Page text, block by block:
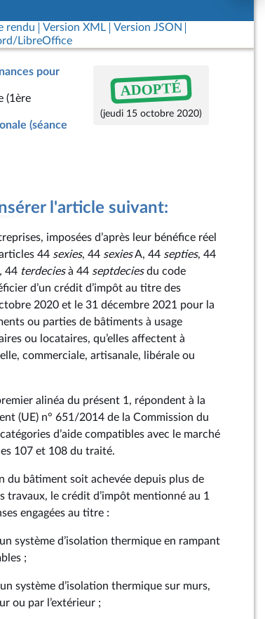
rendu Version XML
Version JSON
LibreOffice
pour
(1ère
(séance
ADOPTÉ
(jeudi 15 octobre 2020)
l'article suivant:
imposées d’après leur bénéfice réel
44 sexies, 44 sexiesA, 44 septies, 44
44 terdeciesà 44 septdeciesdu code
d’un crédit d’impôt au titre des
2020 et le 31 décembre 2021 pour la
ou parties de bâtiments à usage
ou locataires, qu’elles affectent à
commerciale, artisanale, libérale ou
alinéa du présent 1, répondent à la
(UE) n° 651/2014 de la Commission du
d’aide compatibles avec le marché
107 et 108 du traité.
du bâtiment soit achevée depuis plus de
travaux, le crédit d’impôt mentionné au 1
engagées au titre :
système d’isolation thermique en rampant
;
système d’isolation thermique sur murs,
ou par l’extérieur ;